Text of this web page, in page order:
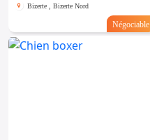
Bizerte , Bizerte Nord
Négociable